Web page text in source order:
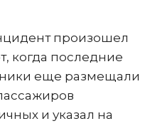
произошел
когда последние
еще размещали
и указал на